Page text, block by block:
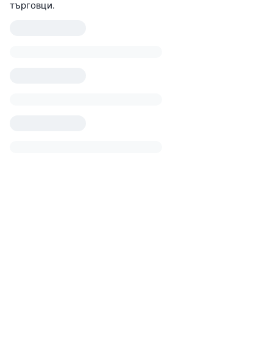
търговци.